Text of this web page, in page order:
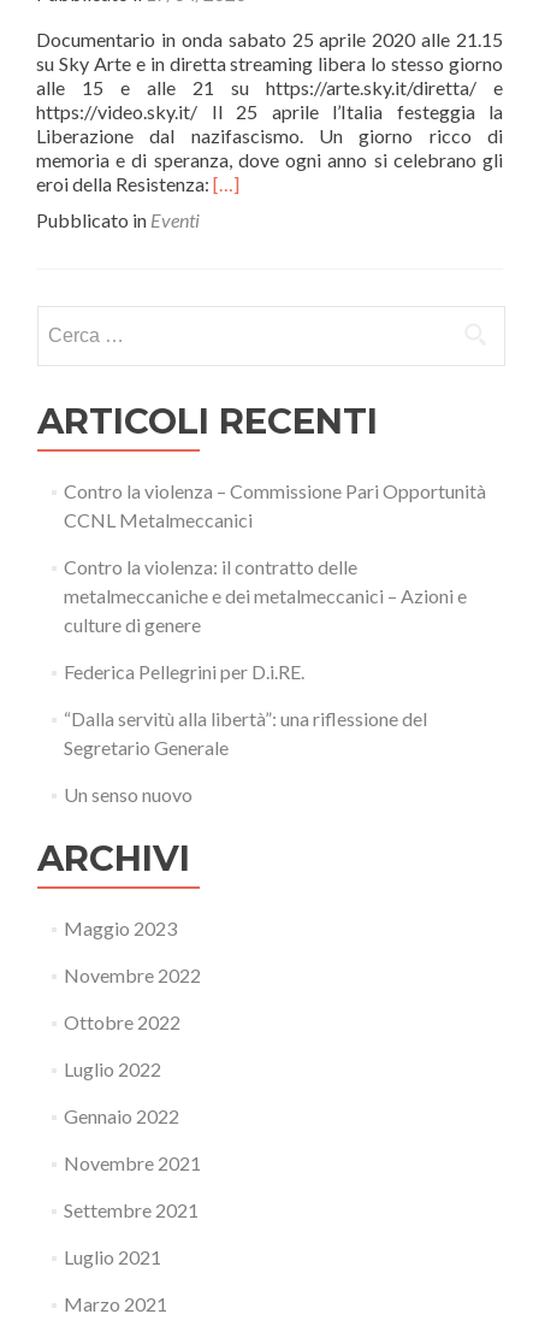
Documentario in onda sabato 25 aprile 2020 alle 21.15
su Sky Arte e in diretta streaming libera lo stesso giorno
alle 15 e alle 21 su https://arte.sky.it/diretta/ e
https://video.sky.it/ Il 25 aprile l’Italia festeggia la
Liberazione dal nazifascismo. Un giorno ricco di
memoria e di speranza, dove ogni anno si celebrano gli
eroi della Resistenza: Leggi
libertà
[…]
Pubblicato in Eventi
per:
ARTICOLI RECENTI
Contro la violenza – Commissione Pari Opportunità
CCNL Metalmeccanici
Contro la violenza: il contratto delle
metalmeccaniche e dei metalmeccanici – Azioni e
culture di genere
Federica Pellegrini per D.i.RE.
“Dalla servitù alla libertà”: una riflessione del
Segretario Generale
Un senso nuovo
ARCHIVI
Maggio 2023
Novembre 2022
Ottobre 2022
Luglio 2022
Gennaio 2022
Novembre 2021
Settembre 2021
Luglio 2021
Marzo 2021